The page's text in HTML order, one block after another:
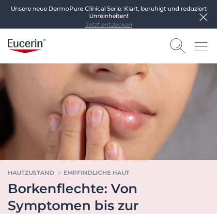
Unsere neue DermoPure Clinical Serie: Klärt, beruhigt und reduziert
Unreinheiten!
Jetzt entdecken
HAUTZUSTAND EMPFINDLICHE HAUT
Borkenflechte: Von
Symptomen bis zur